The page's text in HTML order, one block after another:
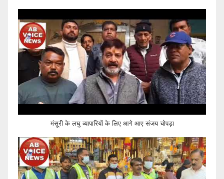
मंसूरी के लघु व्यापारियों के लिए आगे आए संजय चोपड़ा